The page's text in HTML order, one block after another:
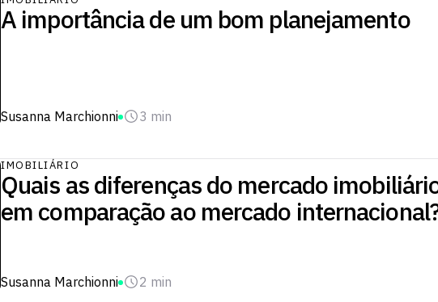
A importância de um bom planejamento
Susanna Marchionni 3 min
IMOBILIÁRIO
Quais as diferenças do mercado
em comparação ao mercado
Susanna Marchionni 2 min